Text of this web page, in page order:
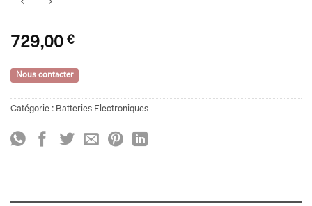
729,00 €
Nous contacter
Catégorie : Batteries Electroniques